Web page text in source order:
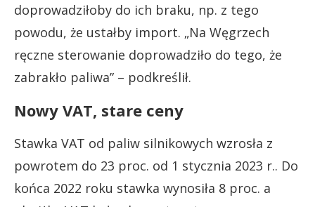
doprowadziłoby do ich braku, np. z tego
powodu, że ustałby import. „Na Węgrzech
ręczne sterowanie doprowadziło do tego, że
zabrakło paliwa” – podkreślił.
Nowy VAT, stare ceny
Stawka VAT od paliw silnikowych wzrosła z
powrotem do 23 proc. od 1 stycznia 2023 r.. Do
końca 2022 roku stawka wynosiła 8 proc. a